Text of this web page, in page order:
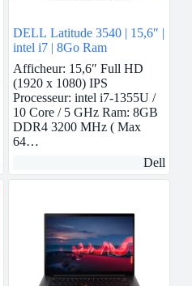
DELL Latitude 3540 | 15,6″ |
intel i7 | 8Go Ram
Afficheur: 15,6″ Full HD
(1920 x 1080) IPS
Processeur: intel i7-1355U /
10 Core / 5 GHz Ram: 8GB
DDR4 3200 MHz ( Max
64…
Dell